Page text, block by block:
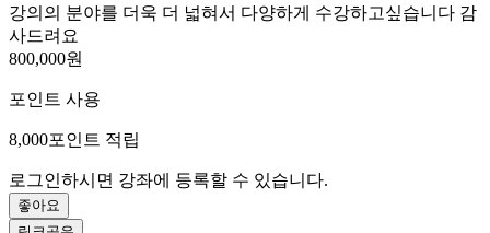
강의의 분야를 더욱 더 넓혀서 다양하게 수강하고싶습니다 감
사드려요
800,000원
포인트 사용
8,000포인트 적립
로그인하시면 강좌에 등록할 수 있습니다.
좋아요